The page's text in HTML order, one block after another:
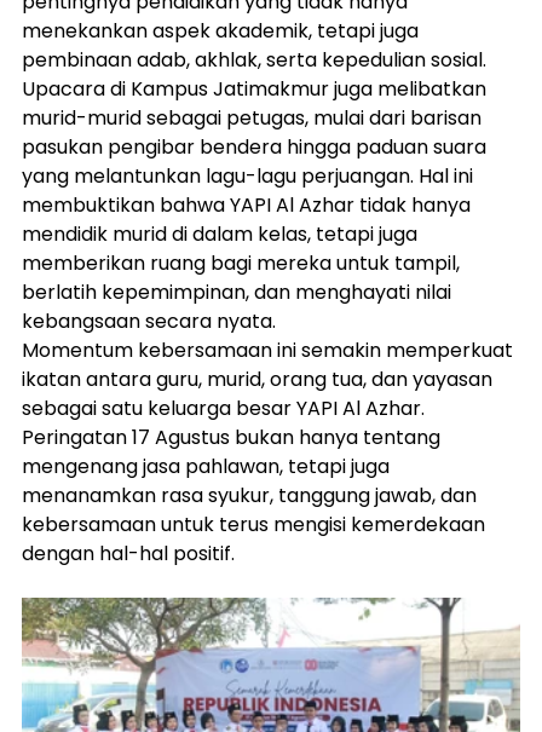
menekankan aspek akademik, tetapi juga
pembinaan adab, akhlak, serta kepedulian sosial.
Upacara di Kampus Jatimakmur juga melibatkan
murid-murid sebagai petugas, mulai dari barisan
pasukan pengibar bendera hingga paduan suara
yang melantunkan lagu-lagu perjuangan. Hal ini
membuktikan bahwa YAPI Al Azhar tidak hanya
mendidik murid di dalam kelas, tetapi juga
memberikan ruang bagi mereka untuk tampil,
berlatih kepemimpinan, dan menghayati nilai
kebangsaan secara nyata.
Momentum kebersamaan ini semakin memperkuat
ikatan antara guru, murid, orang tua, dan yayasan
sebagai satu keluarga besar YAPI Al Azhar.
Peringatan 17 Agustus bukan hanya tentang
mengenang jasa pahlawan, tetapi juga
menanamkan rasa syukur, tanggung jawab, dan
kebersamaan untuk terus mengisi kemerdekaan
dengan hal-hal positif.